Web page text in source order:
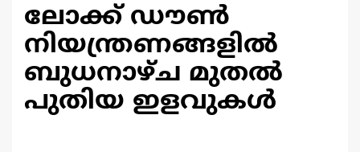
ലോക്ക് ഡൗൺ
നിയന്ത്രണങ്ങളില്‍
ബുധനാഴ്ച മുതൽ
പുതിയ ഇളവുകള്‍